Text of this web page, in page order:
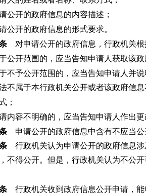
开的政府信息的内容描述；
开的政府信息的形式要求。
对申请公开的政府信息，行政机关根
开范围的，应当告知申请人获取该政
予公开范围的，应当告知申请人并说
属于本行政机关公开或者该政府信息
；
容不明确的，应当告知申请人作出更
申请公开的政府信息中含有不应当公
行政机关认为申请公开的政府信息涉
不得公开。但是，行政机关认为不公
行政机关收到政府信息公开申请，能